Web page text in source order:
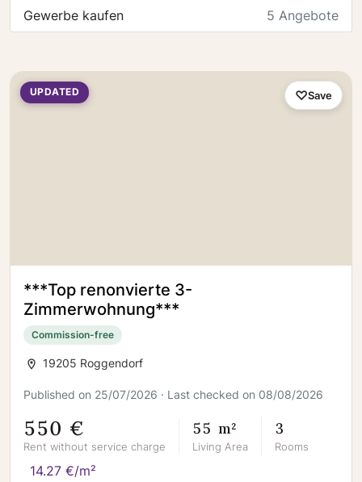
Gewerbe kaufen 5 Angebote
UPDATED
***Top renonvierte 3-
Zimmerwohnung***
Commission-free
19205 Roggendorf
Published on 25/07/2026 · Last checked on 08/08/2026
550 €
Rent without service charge
55 m²
Living Area
3
Rooms
14.27 €/m²
Save